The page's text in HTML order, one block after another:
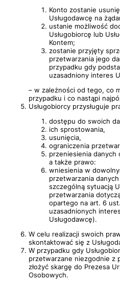
Konto zostanie
Usługodawcę na
ustanie możliwość
Usługobiorcę lub
Kontem;
zostanie przyjęty
przetwarzania jego
przypadku gdy
uzasadniony interes
– w zależności od tego, co
przypadku i co nastąpi
Usługobiorcy przysługuje
dostępu do swoich
ich sprostowania,
usunięcia,
ograniczenia
przeniesienia danych
a także prawo:
wniesienia w
przetwarzania
szczególną sytuacją
przetwarzania
opartego na art. 6
uzasadnionych
Usługodawcę).
W celu realizacji swoich
skontaktować się z
W przypadku gdy
przetwarzane niezgodnie z
złożyć skargę do Prezesa
Osobowych.